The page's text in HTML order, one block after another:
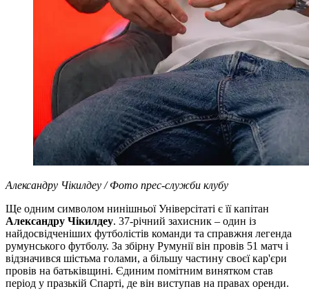
Александру Чікилдеу / Фото прес-служби клубу
Ще одним символом нинішньої Універсітаті є її капітан
Александру Чікилдеу. 37-річний захисник – один із
найдосвідченіших футболістів команди та справжня легенда
румунського футболу. За збірну Румунії він провів 51 матч і
відзначився шістьма голами, а більшу частину своєї кар'єри
провів на батьківщині. Єдиним помітним винятком став
період у празькій Спарті, де він виступав на правах оренди.